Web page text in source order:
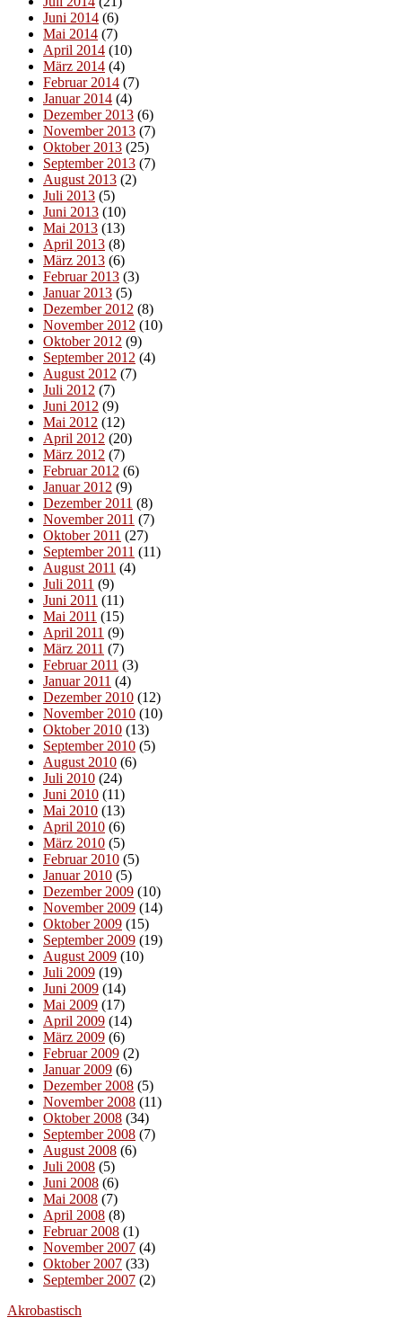
Juni 2014 (6)
Mai 2014 (7)
April 2014 (10)
März 2014 (4)
Februar 2014 (7)
Januar 2014 (4)
Dezember 2013 (6)
November 2013 (7)
Oktober 2013 (25)
September 2013 (7)
August 2013 (2)
Juli 2013 (5)
Juni 2013 (10)
Mai 2013 (13)
April 2013 (8)
März 2013 (6)
Februar 2013 (3)
Januar 2013 (5)
Dezember 2012 (8)
November 2012 (10)
Oktober 2012 (9)
September 2012 (4)
August 2012 (7)
Juli 2012 (7)
Juni 2012 (9)
Mai 2012 (12)
April 2012 (20)
März 2012 (7)
Februar 2012 (6)
Januar 2012 (9)
Dezember 2011 (8)
November 2011 (7)
Oktober 2011 (27)
September 2011 (11)
August 2011 (4)
Juli 2011 (9)
Juni 2011 (11)
Mai 2011 (15)
April 2011 (9)
März 2011 (7)
Februar 2011 (3)
Januar 2011 (4)
Dezember 2010 (12)
November 2010 (10)
Oktober 2010 (13)
September 2010 (5)
August 2010 (6)
Juli 2010 (24)
Juni 2010 (11)
Mai 2010 (13)
April 2010 (6)
März 2010 (5)
Februar 2010 (5)
Januar 2010 (5)
Dezember 2009 (10)
November 2009 (14)
Oktober 2009 (15)
September 2009 (19)
August 2009 (10)
Juli 2009 (19)
Juni 2009 (14)
Mai 2009 (17)
April 2009 (14)
März 2009 (6)
Februar 2009 (2)
Januar 2009 (6)
Dezember 2008 (5)
November 2008 (11)
Oktober 2008 (34)
September 2008 (7)
August 2008 (6)
Juli 2008 (5)
Juni 2008 (6)
Mai 2008 (7)
April 2008 (8)
Februar 2008 (1)
November 2007 (4)
Oktober 2007 (33)
September 2007 (2)
Akrobastisch